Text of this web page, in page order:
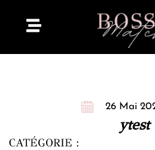
26 Mai
ytest
CATÉGORIE :